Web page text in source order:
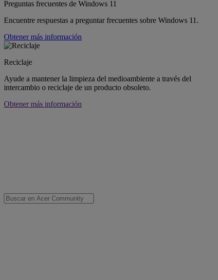
Preguntas frecuentes de Windows 11
Encuentre respuestas a preguntar frecuentes sobre Windows 11.
Obtener más información
Reciclaje
Ayude a mantener la limpieza del medioambiente a través del
intercambio o reciclaje de un producto obsoleto.
Obtener más información